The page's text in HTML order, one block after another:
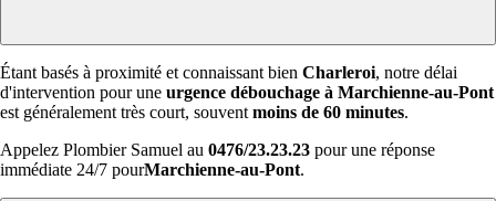
Étant basés à proximité et connaissant bien Charleroi, notre délai
d'intervention pour une urgence débouchage à Marchienne-au-Pont
est généralement très court, souvent moins de 60 minutes.
Appelez Plombier Samuel au 0476/23.23.23 pour une réponse
immédiate 24/7 pourMarchienne-au-Pont.